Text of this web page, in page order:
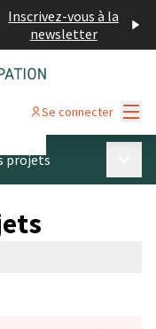
Inscrivez-vous à la
newsletter
Se connecter
projets